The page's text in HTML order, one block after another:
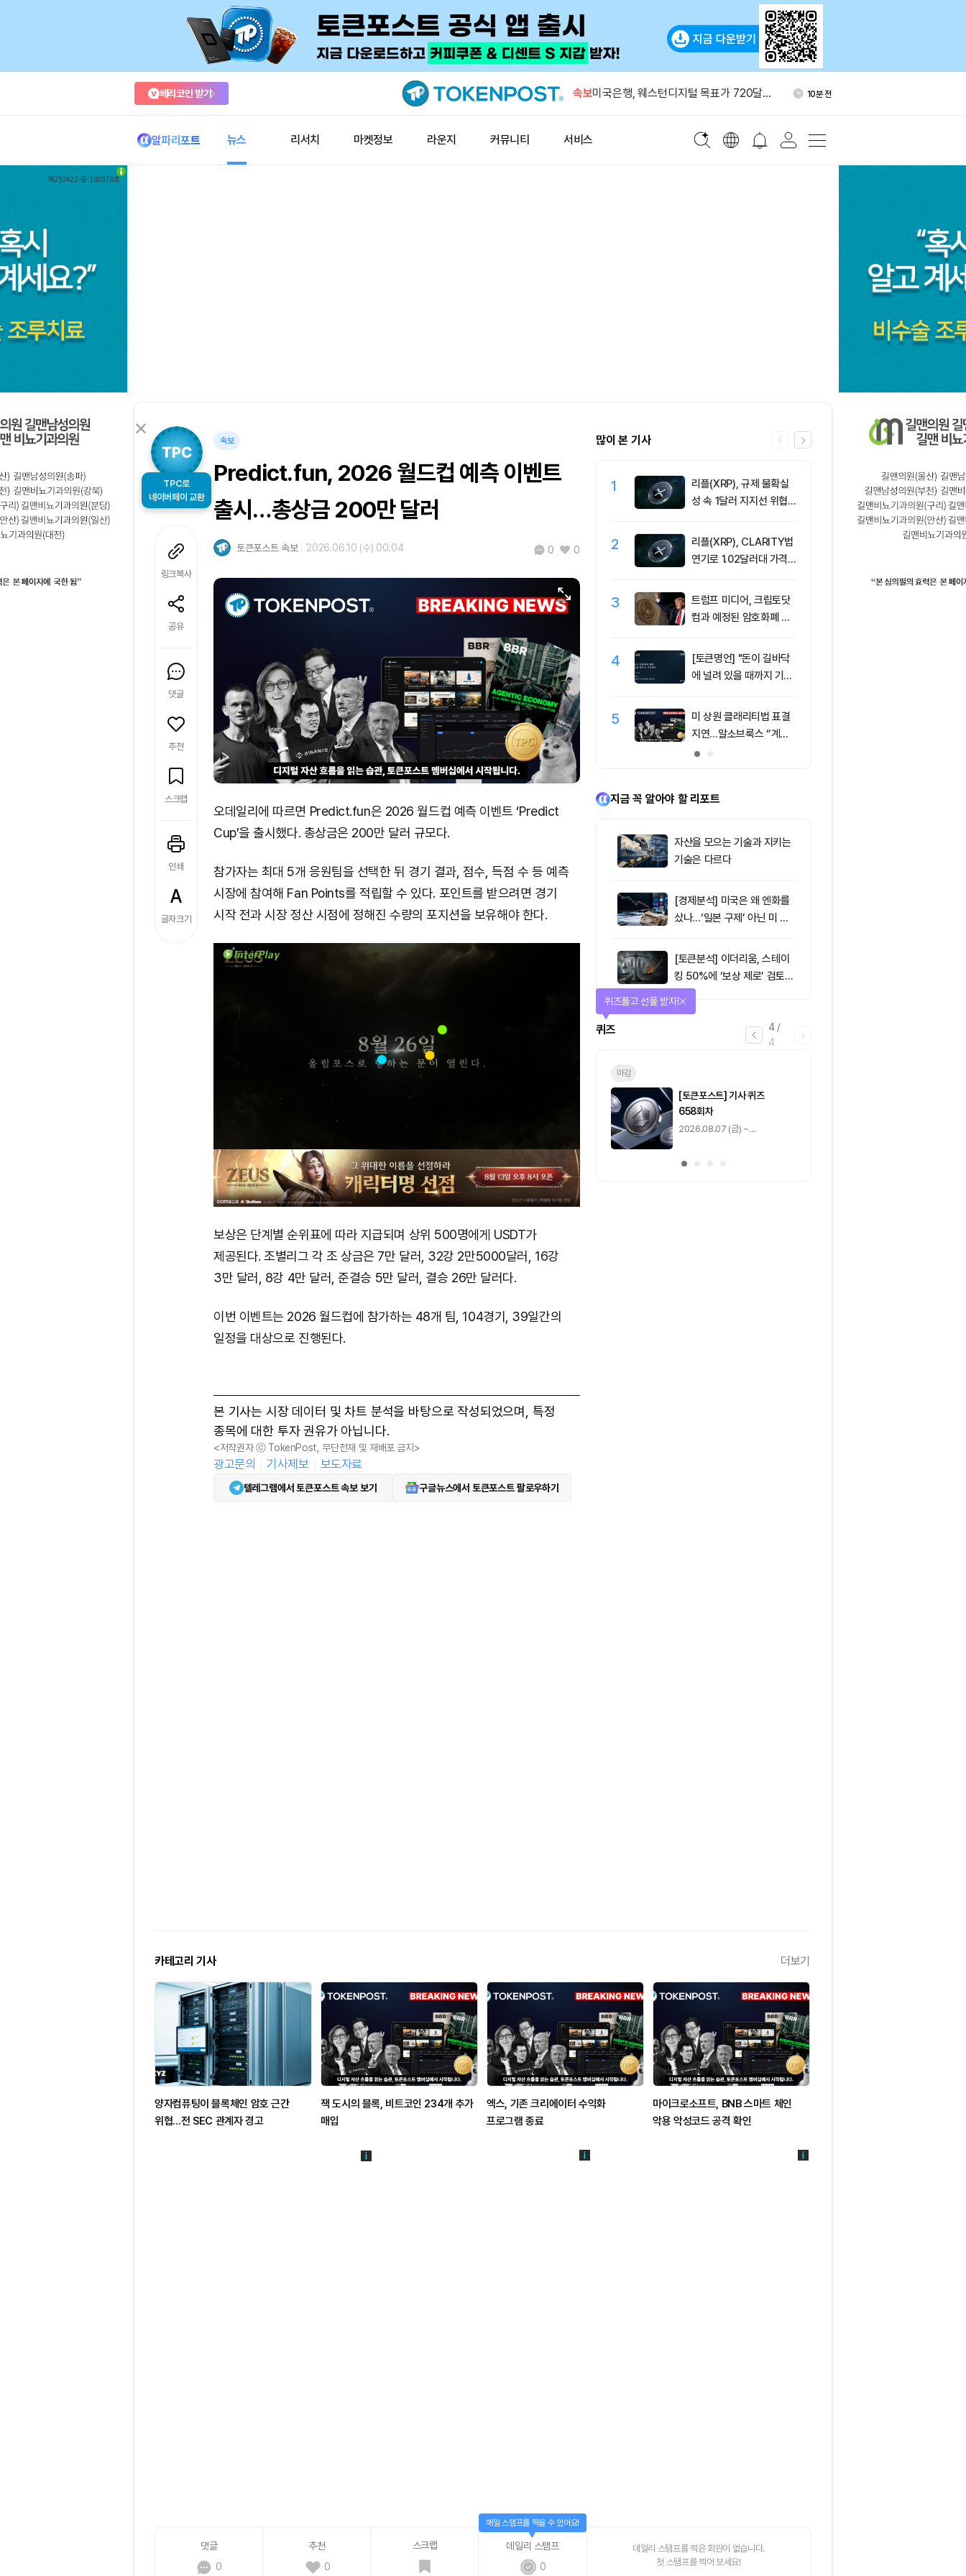
베리코인 받기 속보
고래, 코인베이스 프라임서 3만 ETH 인
52분 전
미국은행, 웨스턴디지털 목표가 720달러
10분 전
알파리포트 뉴스 리서치 마켓정보 라운지 커뮤니티 서비스
TPC로
네이버페이 교환
링크복사
공유
댓글
추천
스크랩
인쇄
글자크기
속보
Predict.fun, 2026 월드컵 예측 이벤트
출시…총상금 200만 달러
토큰포스트 속보 2026.06.10 (수) 00:04 0 0
오데일리에 따르면 Predict.fun은 2026 월드컵 예측 이벤트 ‘Predict
Cup’을 출시했다. 총상금은 200만 달러 규모다.
참가자는 최대 5개 응원팀을 선택한 뒤 경기 결과, 점수, 득점 수 등 예측
시장에 참여해 Fan Points를 적립할 수 있다. 포인트를 받으려면 경기
시작 전과 시장 정산 시점에 정해진 수량의 포지션을 보유해야 한다.
보상은 단계별 순위표에 따라 지급되며 상위 500명에게 USDT가
제공된다. 조별리그 각 조 상금은 7만 달러, 32강 2만5000달러, 16강
3만 달러, 8강 4만 달러, 준결승 5만 달러, 결승 26만 달러다.
이번 이벤트는 2026 월드컵에 참가하는 48개 팀, 104경기, 39일간의
일정을 대상으로 진행된다.
본 기사는 시장 데이터 및 차트 분석을 바탕으로 작성되었으며, 특정
종목에 대한 투자 권유가 아닙니다.
<저작권자 ⓒ TokenPost, 무단전재 및 재배포 금지>
광고문의 기사제보 보도자료
텔레그램에서 토큰포스트 속보 보기 구글뉴스에서 토큰포스트 팔로우하기
많이 본 기사
1
리플(XRP), 규제 불확실
성 속 1달러 지지선 위협
2
리플(XRP), CLARITY법
연기로 1.02달러대 가격
3
트럼프 미디어, 크립토닷
컴과 예정된 암호화폐 계
4
[토큰명언] "돈이 길바닥
에 널려 있을 때까지 기다
5
미 상원 클래리티법 표결
지연…알소브룩스 “계속
추진”
삼성전자·SK
버리지 ETF
도전인가, 절
가?
[토큰운세]
지금 꼭 알아야 할 리포트
자산을 모으는 기술과 지키는
기술은 다르다
[경제분석] 미국은 왜 엔화를
샀나…‘일본 구제’ 아닌 미 국
[토큰분석] 이더리움, 스테이
킹 50%에 ‘보상 제로’ 검토…
통화정책 개편인가 탈중앙화
역행인가
1/
미션
매일 미션을 완료하고 보상을 획득!
기사 스탬프 0
카테고리 기사 더보기
양자컴퓨팅이 블록체인 암호 근간
위협…전 SEC 관계자 경고
잭 도시의 블록, 비트코인 234개 추가
매입
엑스, 기존 크리에이터 수익화
프로그램 종료
마이크로소프트, BNB 스마트 체인
악용 악성코드 공격 확인
댓글
0
추천
0
스크랩
데일리 스탬프
0
매일 스탬프를 찍을 수 있어요!
데일리 스탬프를 찍은 회원이 없습니다.
첫 스탬프를 찍어 보세요!